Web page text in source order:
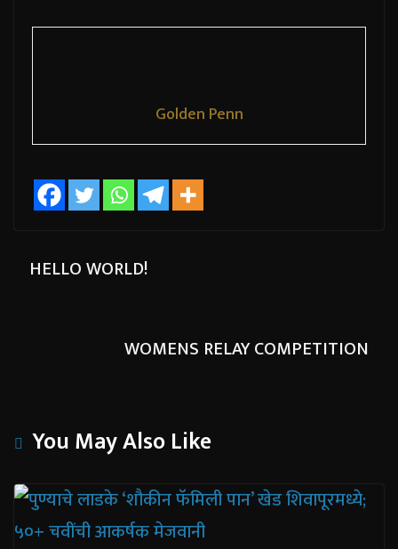
Golden Penn
HELLO WORLD!
WOMENS RELAY COMPETITION
You May Also Like